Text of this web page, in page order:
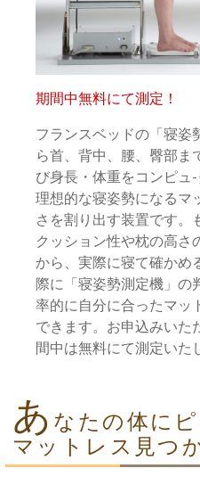
期間中無料にて測定！
フランスベッドの「寝姿
ら首、背中、腰、臀部ま
び身長・体重をコンピュ-
理想的な寝姿勢になるマ
さを割り出す装置です。
クッション性や枕の高さ
から、実際に寝て確かめ
際に「寝姿勢測定機」の
率的に自分に合ったマッ
できます。お申込みいた
間中は無料にて測定いた
あ なたの体に
マットレス見つ